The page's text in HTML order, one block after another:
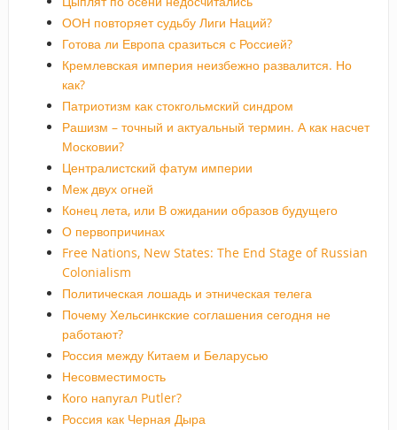
ООН повторяет судьбу Лиги Наций?
Готова ли Европа сразиться с Россией?
Кремлевская империя неизбежно развалится. Но
как?
Патриотизм как стокгольмский синдром
Рашизм – точный и актуальный термин. А как насчет
Московии?
Централистский фатум империи
Меж двух огней
Конец лета, или В ожидании образов будущего
О первопричинах
Free Nations, New States: The End Stage of Russian
Colonialism
Политическая лошадь и этническая телега
Почему Хельсинкские соглашения сегодня не
работают?
Россия между Китаем и Беларусью
Несовместимость
Кого напугал Putler?
Россия как Черная Дыра